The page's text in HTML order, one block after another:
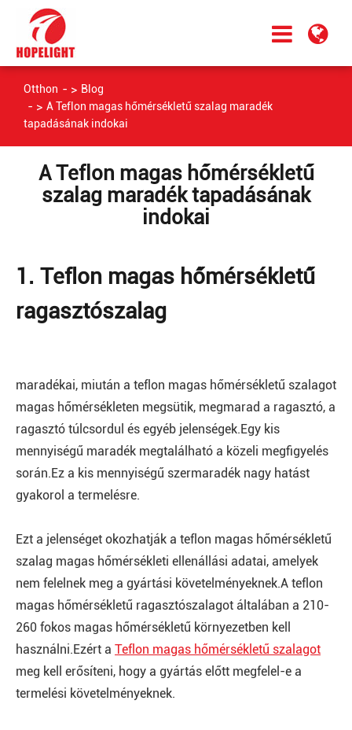
Otthon
Blog
A Teflon magas hőmérsékletű szalag maradék
tapadásának indokai
A Teflon magas hőmérsékletű
szalag maradék tapadásának
indokai
1. Teflon magas hőmérsékletű
ragasztószalag
maradékai, miután a teflon magas hőmérsékletű szalagot
magas hőmérsékleten megsütik, megmarad a ragasztó, a
ragasztó túlcsordul és egyéb jelenségek.Egy kis
mennyiségű maradék megtalálható a közeli megfigyelés
során.Ez a kis mennyiségű szermaradék nagy hatást
gyakorol a termelésre.
Ezt a jelenséget okozhatják a teflon magas hőmérsékletű
szalag magas hőmérsékleti ellenállási adatai, amelyek
nem felelnek meg a gyártási követelményeknek.A teflon
magas hőmérsékletű ragasztószalagot általában a 210-
260 fokos magas hőmérsékletű környezetben kell
használni.Ezért a Teflon magas hőmérsékletű szalagot
meg kell erősíteni, hogy a gyártás előtt megfelel-e a
termelési követelményeknek.